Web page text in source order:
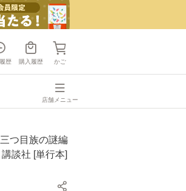
歴 購入履歴 かご
店舗メニュー
つ目族の謎編
談社 [単行本]